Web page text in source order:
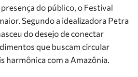
do público, o Festival
Segundo a idealizadora Petra
do desejo de conectar
que buscam circular
harmônica com a Amazônia.